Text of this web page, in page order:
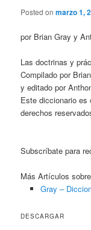
Posted onmarzo 1,
por Brian Gray y
Las doctrinas y
Compilado por
y editado por
Este diccionario es
derechos
Subscríbate para
Más Artículos
Gray –
DESCARGAR